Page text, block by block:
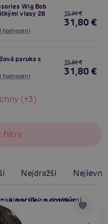
Wig Bob
vlasy 28
hodnocení
39,96 €
31,80 €
paruka s
hodnocení
39,96 €
31,80 €
(+3)
filtry
Nejdražší
paruka s rovnými
vlasy. Celková délka
100% polyester.
do žehličky a do
#brunetka